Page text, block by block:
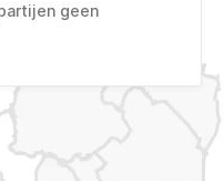
geen